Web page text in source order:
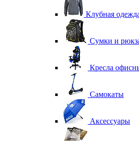
Клубная
Сумки и
Кресла
Самокаты
Аксессуары